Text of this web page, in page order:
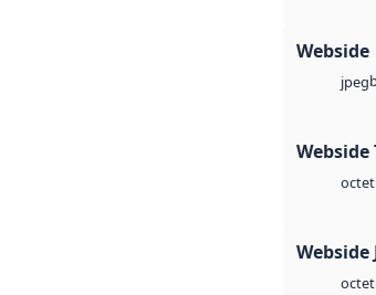
Webside
jpeg
Webside
octet
Webside
octet